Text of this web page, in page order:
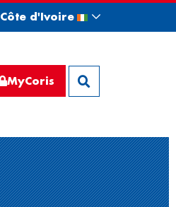
Côte d'Ivoire
MyCoris